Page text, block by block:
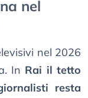
nel
nel 2026
In Rai il tetto
resta